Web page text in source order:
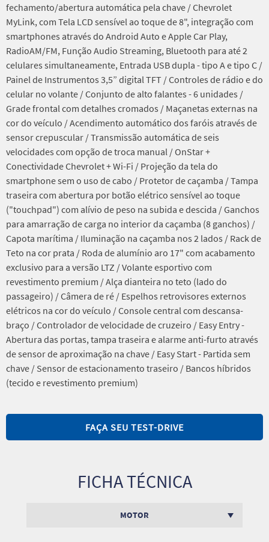
fechamento/abertura automática pela chave / Chevrolet
MyLink, com Tela LCD sensível ao toque de 8", integração com
smartphones através do Android Auto e Apple Car Play,
RadioAM/FM, Função Audio Streaming, Bluetooth para até 2
celulares simultaneamente, Entrada USB dupla - tipo A e tipo C /
Painel de Instrumentos 3,5” digital TFT / Controles de rádio e do
celular no volante / Conjunto de alto falantes - 6 unidades /
Grade frontal com detalhes cromados / Maçanetas externas na
cor do veículo / Acendimento automático dos faróis através de
sensor crepuscular / Transmissão automática de seis
velocidades com opção de troca manual / OnStar +
Conectividade Chevrolet + Wi-Fi / Projeção da tela do
smartphone sem o uso de cabo / Protetor de caçamba / Tampa
traseira com abertura por botão elétrico sensível ao toque
("touchpad") com alívio de peso na subida e descida / Ganchos
para amarração de carga no interior da caçamba (8 ganchos) /
Capota marítima / Iluminação na caçamba nos 2 lados / Rack de
Teto na cor prata / Roda de alumínio aro 17" com acabamento
exclusivo para a versão LTZ / Volante esportivo com
revestimento premium / Alça dianteira no teto (lado do
passageiro) / Câmera de ré / Espelhos retrovisores externos
elétricos na cor do veículo / Console central com descansa-
braço / Controlador de velocidade de cruzeiro / Easy Entry -
Abertura das portas, tampa traseira e alarme anti-furto através
de sensor de aproximação na chave / Easy Start - Partida sem
chave / Sensor de estacionamento traseiro / Bancos híbridos
(tecido e revestimento premium)
FAÇA SEU TEST-DRIVE
FICHA TÉCNICA
MOTOR